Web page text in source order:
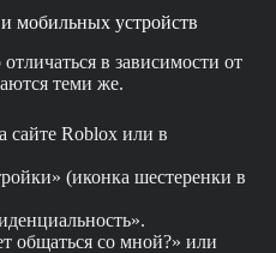
мобильных устройств
в зависимости от
теми же.
сайте Roblox или в
(иконка шестеренки в
общаться со мной?» или